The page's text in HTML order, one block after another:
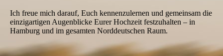
Ich freue mich darauf, Euch kennenzulernen und gemeinsam die
einzigartigen Augenblicke Eurer Hochzeit festzuhalten – in
Hamburg und im gesamten Norddeutschen Raum.